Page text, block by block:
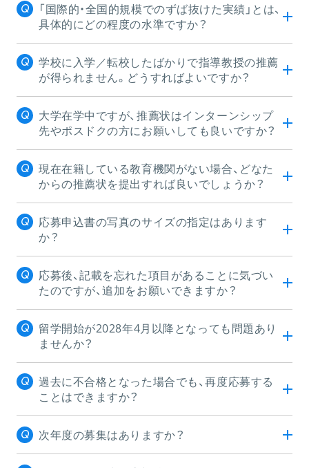
「国際的・全国的規模でのずば抜けた実績」とは、
具体的にどの程度の水準ですか？
学校に入学／転校したばかりで指導教授の推薦
が得られません。どうすればよいですか？
大学在学中ですが、推薦状はインターンシップ
先やポスドクの方にお願いしても良いですか？
現在在籍している教育機関がない場合、どなた
からの推薦状を提出すれば良いでしょうか？
応募申込書の写真のサイズの指定はあります
か？
応募後、記載を忘れた項目があることに気づい
たのですが、追加をお願いできますか？
留学開始が2028年4月以降となっても問題あり
ませんか？
過去に不合格となった場合でも、再度応募する
ことはできますか？
次年度の募集はありますか？